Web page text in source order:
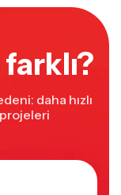
daha hızlı
projeleri